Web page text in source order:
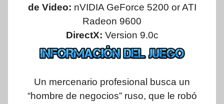
de Video: nVIDIA GeForce 5200 or ATI
Radeon 9600
DirectX: Version 9.0c
Un mercenario profesional busca un
“hombre de negocios” ruso, que le robó